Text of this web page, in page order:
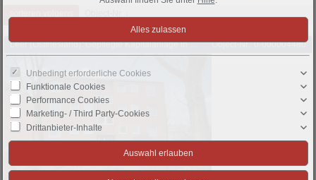
Leer (Ostfriesland): Gepflegte Kapitalanlage in bevorzugter Wohnlage Object-Nr.: 0-000004480
Unbedingt erforderliche Cookies
Funktionale Cookies
Performance Cookies
Marketing- / Third Party-Cookies
Drittanbieter-Inhalte